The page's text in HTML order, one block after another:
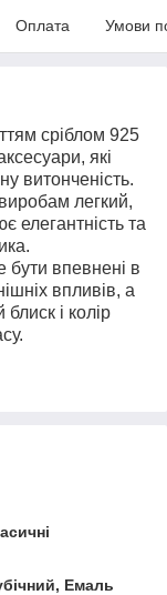
Оплата Умови
сріблом 925
які
витонченість.
легкий,
елегантність та
впевнені в
впливів, а
блиск і колір
Емаль